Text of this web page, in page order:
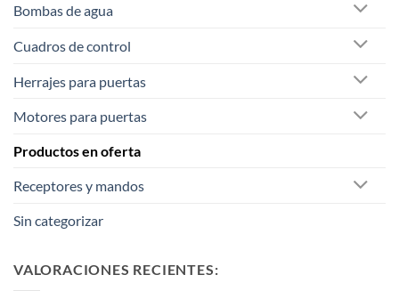
Bombas de agua
Cuadros de control
Herrajes para puertas
Motores para puertas
Productos en oferta
Receptores y mandos
Sin categorizar
VALORACIONES RECIENTES: